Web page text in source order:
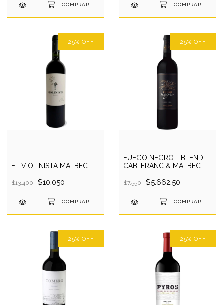
25% OFF
EL VIOLINISTA MALBEC
$13.400 $10.050
25% OFF
FUEGO NEGRO - BLEND
CAB. FRANC & MALBEC
$7.550 $5.662,50
25% OFF 25% OFF